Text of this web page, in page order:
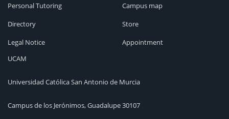
Personal Tutoring
Directory
Legal Notice
Campus map
Store
Appointment
UCAM
Universidad Católica San Antonio de Murcia
Campus de los Jerónimos, Guadalupe 30107